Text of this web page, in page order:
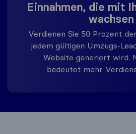
Einnahmen, die mit
wachsen
Verdienen Sie 50 Prozent
jedem gültigen Umzugs-
Website generiert wird.
bedeutet mehr